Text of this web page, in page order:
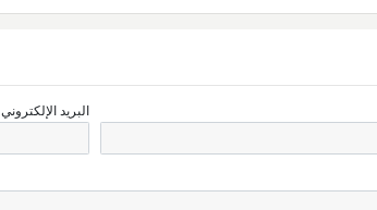
البريد الإلكتروني